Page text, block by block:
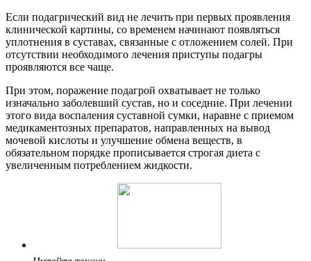
Если подагрический вид не лечить при первых проявления
клинической картины, со временем начинают появляться
уплотнения в суставах, связанные с отложением солей. При
отсутствии необходимого лечения приступы подагры
проявляются все чаще.
При этом, поражение подагрой охватывает не только
изначально заболевший сустав, но и соседние. При лечении
этого вида воспаления суставной сумки, наравне с приемом
медикаментозных препаратов, направленных на вывод
мочевой кислоты и улучшение обмена веществ, в
обязательном порядке прописывается строгая диета с
увеличенным потреблением жидкости.